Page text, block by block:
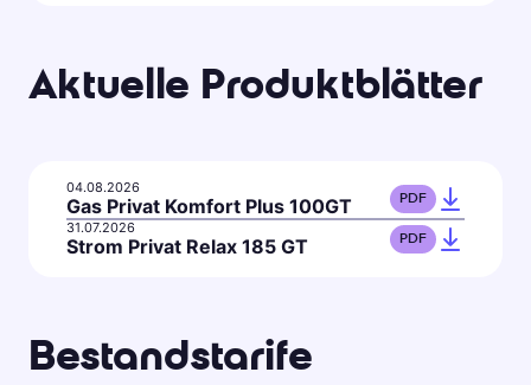
Aktuelle Produktblätter
04.08.2026
Gas Privat Komfort Plus 100GT PDF
31.07.2026
Strom Privat Relax 185 GT PDF
Bestandstarife